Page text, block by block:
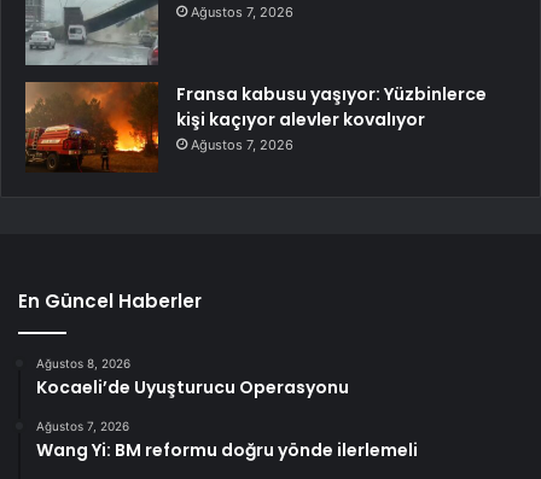
Ağustos 7, 2026
Fransa kabusu yaşıyor: Yüzbinlerce
kişi kaçıyor alevler kovalıyor
Ağustos 7, 2026
En Güncel Haberler
Ağustos 8, 2026
Kocaeli’de Uyuşturucu Operasyonu
Ağustos 7, 2026
Wang Yi: BM reformu doğru yönde ilerlemeli